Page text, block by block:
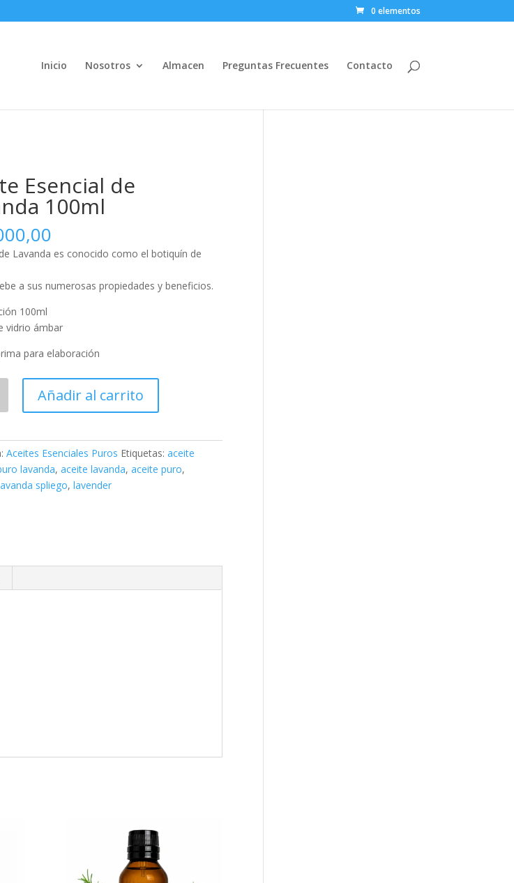
0 elementos
Inicio Nosotros Almacen Preguntas Frecuentes Contacto
Esencial de
100ml
Lavanda es conocido como el botiquín de
a sus numerosas propiedades y beneficios.
100ml
vidrio ámbar
para elaboración
Añadir al carrito
Aceites Esenciales Puros Etiquetas:aceite
lavanda,aceite lavanda,aceite puro,
spliego,lavender